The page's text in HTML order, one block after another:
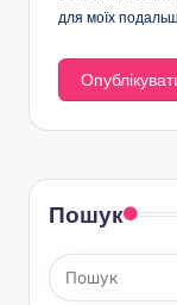
для моїх
Пошук